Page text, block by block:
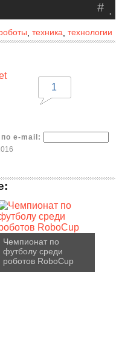
.
#
техника, технологии
1
e-mail:
Чемпионат по
футболу среди
роботов RoboCup